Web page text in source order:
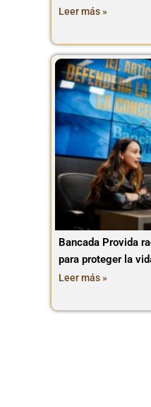
Leer más »
Bancada Provida
para proteger la
Leer más »